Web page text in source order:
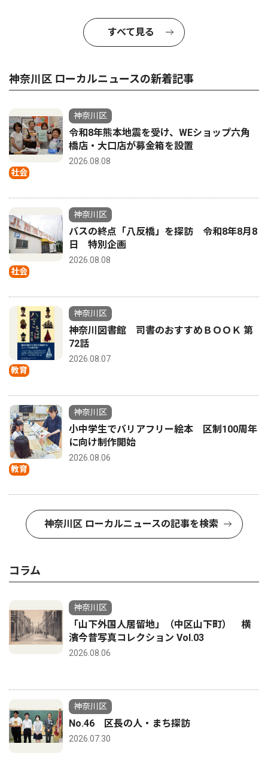
すべて見る
神奈川区 ローカルニュースの新着記事
社会
神奈川区
令和8年熊本地震を受け、WEショップ六角
橋店・大口店が募金箱を設置
2026.08.08
社会
神奈川区
バスの終点「八反橋」を探訪 令和8年8月8
日 特別企画
2026.08.08
教育
神奈川区
神奈川図書館 司書のおすすめＢＯＯＫ 第
72話
2026.08.07
教育
神奈川区
小中学生でバリアフリー絵本 区制100周年
に向け制作開始
2026.08.06
神奈川区 ローカルニュースの記事を検索
コラム
神奈川区
「山下外国人居留地」（中区山下町） 横
濱今昔写真コレクション Vol.03
2026.08.06
神奈川区
No.46 区長の人・まち探訪
2026.07.30